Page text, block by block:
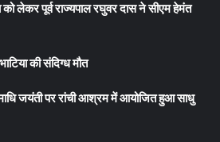
को लेकर पूर्व राज्यपाल रघुवर दास ने सीएम हेमंत
की संदिग्ध मौत
जयंती पर रांची आश्रम में आयोजित हुआ साधु